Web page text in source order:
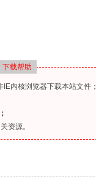
下载帮助
内核浏览器下载本站文件；
资源。